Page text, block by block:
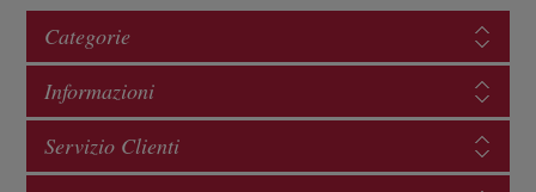
Categorie
Informazioni
Servizio Clienti